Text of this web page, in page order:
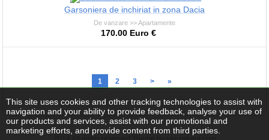
Garsoniera de inchiriat in zona Dacia
De vanzare >> Apartamente
170.00 Euro €
1 2 3 > »
This site uses cookies and other tracking technologies to assist with
navigation and your ability to provide feedback, analyse your use of
our products and services, assist with our promotional and
marketing efforts, and provide content from third parties.